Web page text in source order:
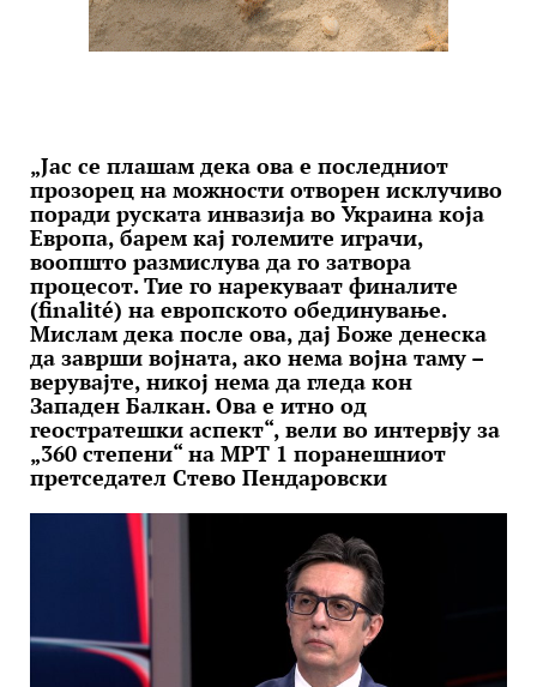
„Јас се плашам дека ова е последниот
прозорец на можности отворен исклучиво
поради руската инвазија во Украина која
Европа, барем кај големите играчи,
воопшто размислува да го затвора
процесот. Тие го нарекуваат финалите
(finalité) на европското обединување.
Мислам дека после ова, дај Боже денеска
да заврши војната, ако нема војна таму –
верувајте, никој нема да гледа кон
Западен Балкан. Ова е итно од
геостратешки аспект“, вели во интервју за
„360 степени“ на МРТ 1 поранешниот
претседател Стево Пендаровски